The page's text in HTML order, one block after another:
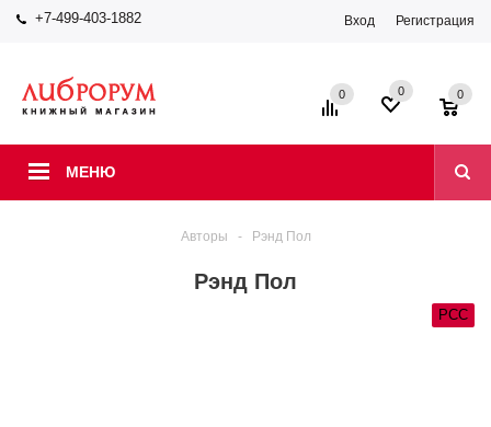
+7-499-403-1882 Вход Регистрация
МЕНЮ
0 0 0
Авторы - Рэнд Пол
Рэнд Пол
РСС